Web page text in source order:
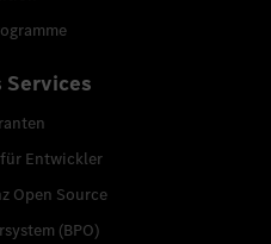
Services
für Entwickler
Open Source
(BPO)